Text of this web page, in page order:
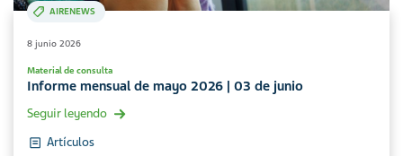
AIRENEWS
8 junio 2026
Material de consulta
Informe mensual de mayo 2026 | 03 de junio
Seguir leyendo
Artículos